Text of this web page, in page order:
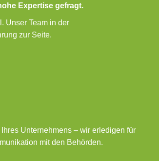
Expertise gefragt.
Unser Team in der
zur Seite.
Unternehmens – wir erledigen für
mit den Behörden.